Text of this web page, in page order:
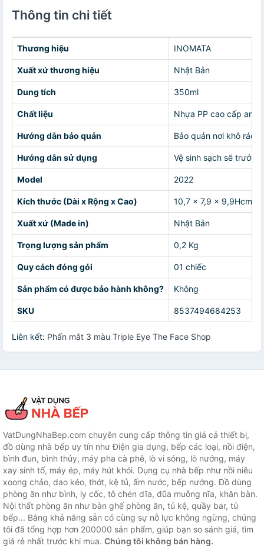
Thông tin chi tiết
Thương hiệu INOMATA
Xuất xứ thương hiệu Nhật Bản
Dung tích 350ml
Chất liệu Nhựa PP cao cấp an
Hướng dẫn bảo quản Bảo quản nơi khô ráo,
Hướng dẫn sử dụng Vệ sinh sạch sẽ trước
Model 2022
Kích thước (Dài x Rộng x Cao) 10,7 x 7,9 x 9,9Hcm
Xuất xứ (Made in) Nhật Bản
Trọng lượng sản phẩm 0,2 Kg
Quy cách đóng gói 01 chiếc
Sản phẩm có được bảo hành không? Không
SKU 8537494684253
Liên kết: Phấn mắt 3 màu Triple Eye The Face Shop
VatDungNhaBep.com chuyên cung cấp thông tin giá cả thiết bị,
đồ dùng nhà bếp uy tín như Điện gia dụng, bếp các loại, nồi điện,
bình đun, bình thủy, máy pha cà phê, lò vi sóng, lò nướng, máy
xay sinh tố, máy ép, máy hút khói. Dụng cụ nhà bếp như nồi niêu
xoong chảo, dao kéo, thớt, kệ tủ, ấm nước, bếp nướng. Đồ dùng
phòng ăn như bình, ly cốc, tô chén dĩa, đũa muỗng nĩa, khăn bàn.
Nội thất phòng ăn như bàn ghế phòng ăn, tủ kệ, quầy bar, tủ
bếp... Bằng khả năng sẵn có cùng sự nỗ lực không ngừng, chúng
tôi đã tổng hợp hơn 200000 sản phẩm, giúp bạn so sánh giá, tìm
giá rẻ nhất trước khi mua. Chúng tôi không bán hàng.